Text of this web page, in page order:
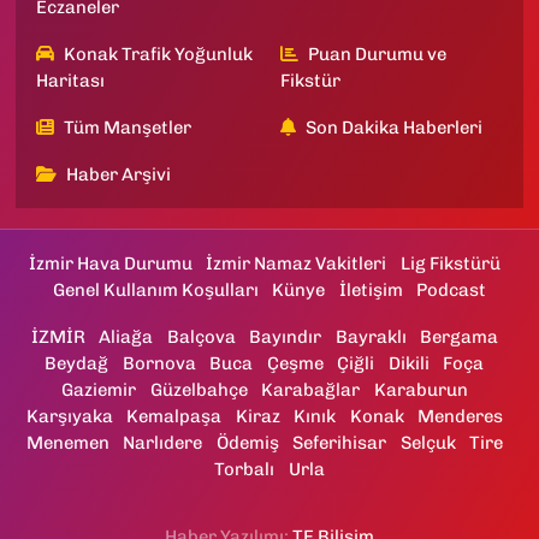
Eczaneler
Konak Trafik Yoğunluk
Haritası
Puan Durumu ve
Fikstür
Tüm Manşetler Son Dakika Haberleri
Haber Arşivi
İzmir Hava Durumu İzmir Namaz Vakitleri
Lig Fikstürü
Genel Kullanım Koşulları
Künye İletişim Podcast
İZMİR Aliağa Balçova Bayındır Bayraklı
Bergama
Beydağ
Bornova Buca Çeşme Çiğli Dikili
Foça
Gaziemir
Güzelbahçe Karabağlar
Karaburun
Karşıyaka
Kemalpaşa Kiraz Kınık Konak
Menderes
Menemen
Narlıdere Ödemiş Seferihisar Selçuk
Tire
Torbalı
Urla